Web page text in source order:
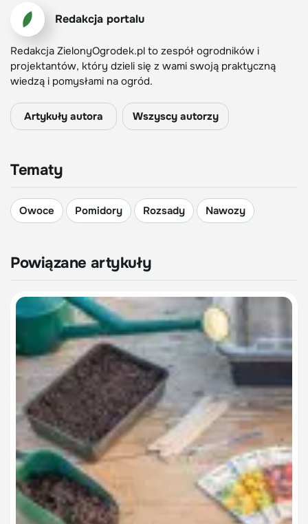
Redakcja portalu
Redakcja ZielonyOgrodek.pl to zespół ogrodników i
projektantów, który dzieli się z wami swoją praktyczną
wiedzą i pomysłami na ogród.
Artykuły autora Wszyscy autorzy
Tematy
Owoce Pomidory Rozsady Nawozy
Powiązane artykuły